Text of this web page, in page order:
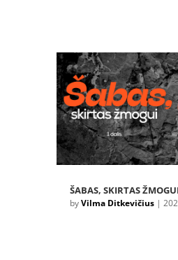
ŠABAS, SKIRTAS
byVilma Ditkevičius|